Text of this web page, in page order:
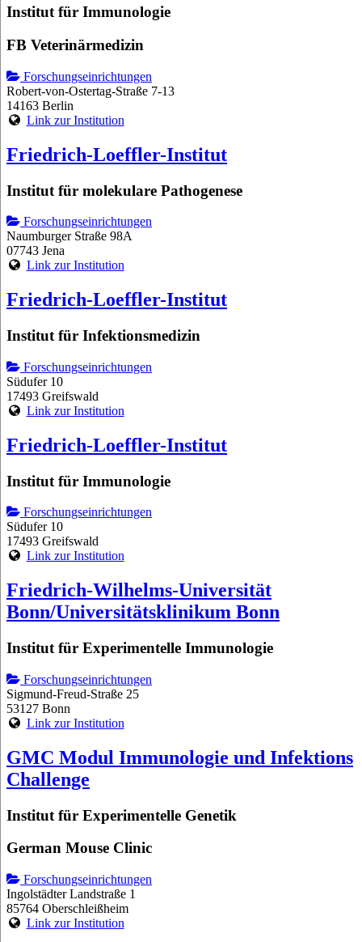
Institut für Immunologie
FB Veterinärmedizin
Forschungseinrichtungen
Robert-von-Ostertag-Straße 7-13
14163 Berlin
Link zur Institution
Friedrich-Loeffler-Institut
Institut für molekulare Pathogenese
Forschungseinrichtungen
Naumburger Straße 98A
07743 Jena
Link zur Institution
Friedrich-Loeffler-Institut
Institut für Infektionsmedizin
Forschungseinrichtungen
Südufer 10
17493 Greifswald
Link zur Institution
Friedrich-Loeffler-Institut
Institut für Immunologie
Forschungseinrichtungen
Südufer 10
17493 Greifswald
Link zur Institution
Friedrich-Wilhelms-Universität
Bonn/Universitätsklinikum Bonn
Institut für Experimentelle Immunologie
Forschungseinrichtungen
Sigmund-Freud-Straße 25
53127 Bonn
Link zur Institution
GMC Modul Immunologie und Infektions
Challenge
Institut für Experimentelle Genetik
German Mouse Clinic
Forschungseinrichtungen
Ingolstädter Landstraße 1
85764 Oberschleißheim
Link zur Institution